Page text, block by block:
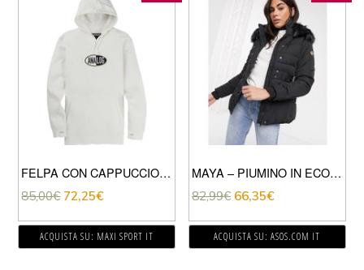
FELPA CON CAPPUCCIO AG CRUX
85,00€ 72,25€
ACQUISTA SU: MAXI SPORT IT
MAYA – PIUMINO IN ECOPELLICCIA NERA CON CINTURA-NERO
82,99€ 66,35€
ACQUISTA SU: ASOS.COM IT